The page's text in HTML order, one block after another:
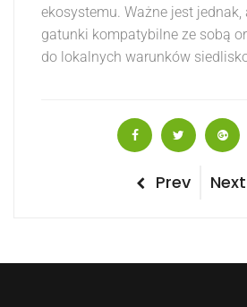
ekosystemu. Ważne jest
gatunki kompatybilne ze sobą
do lokalnych warunków
Nawigacja
Previous
Prev
Next
Next